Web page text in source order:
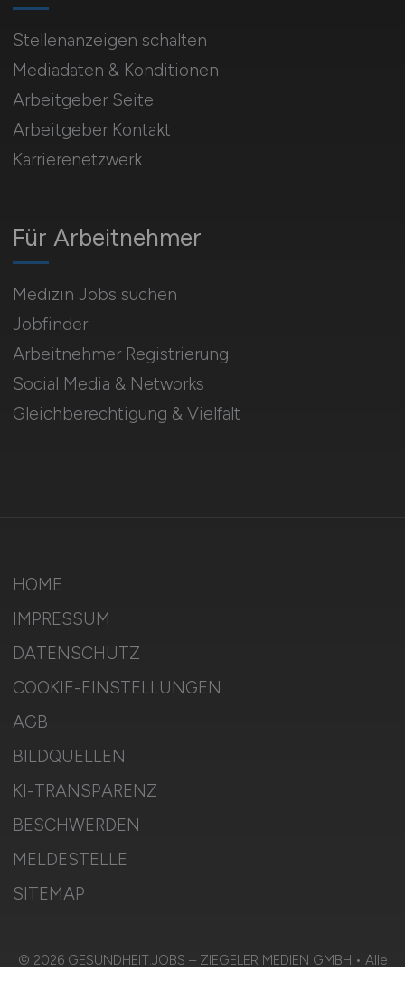
Für Arbeitnehmer
Medizin Jobs suchen
Jobfinder
Arbeitnehmer Registrierung
Social Media & Networks
Gleichberechtigung & Vielfalt
Stellenanzeigen schalten
Mediadaten & Konditionen
Arbeitgeber Seite
Arbeitgeber Kontakt
Karrierenetzwerk
HOME
IMPRESSUM
DATENSCHUTZ
COOKIE-EINSTELLUNGEN
AGB
BILDQUELLEN
KI-TRANSPARENZ
BESCHWERDEN
MELDESTELLE
SITEMAP
© 2026 GESUNDHEIT.JOBS – ZIEGELER MEDIEN GMBH • Alle